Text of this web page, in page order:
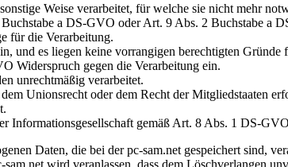
Weise verarbeitet, für welche sie nicht mehr
a DS-GVO oder Art. 9 Abs. 2 Buchstabe a
für die Verarbeitung.
und es liegen keine vorrangigen berechtigten Gründe
Widerspruch gegen die Verarbeitung ein.
unrechtmäßig verarbeitet.
Unionsrecht oder dem Recht der Mitgliedstaaten
Informationsgesellschaft gemäß Art. 8 Abs. 1 DS-
Daten, die bei der pc-sam.net gespeichert sind,
wird veranlassen, dass dem Löschverlangen